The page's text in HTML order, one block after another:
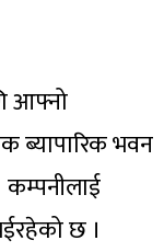
आफ्नो
ब्यापारिक भवन
कम्पनीलाई
छ ।